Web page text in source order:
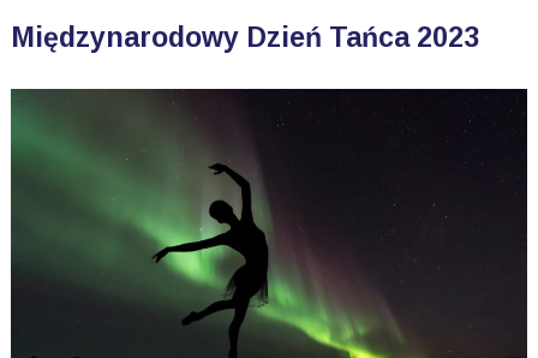
Międzynarodowy Dzień Tańca 2023